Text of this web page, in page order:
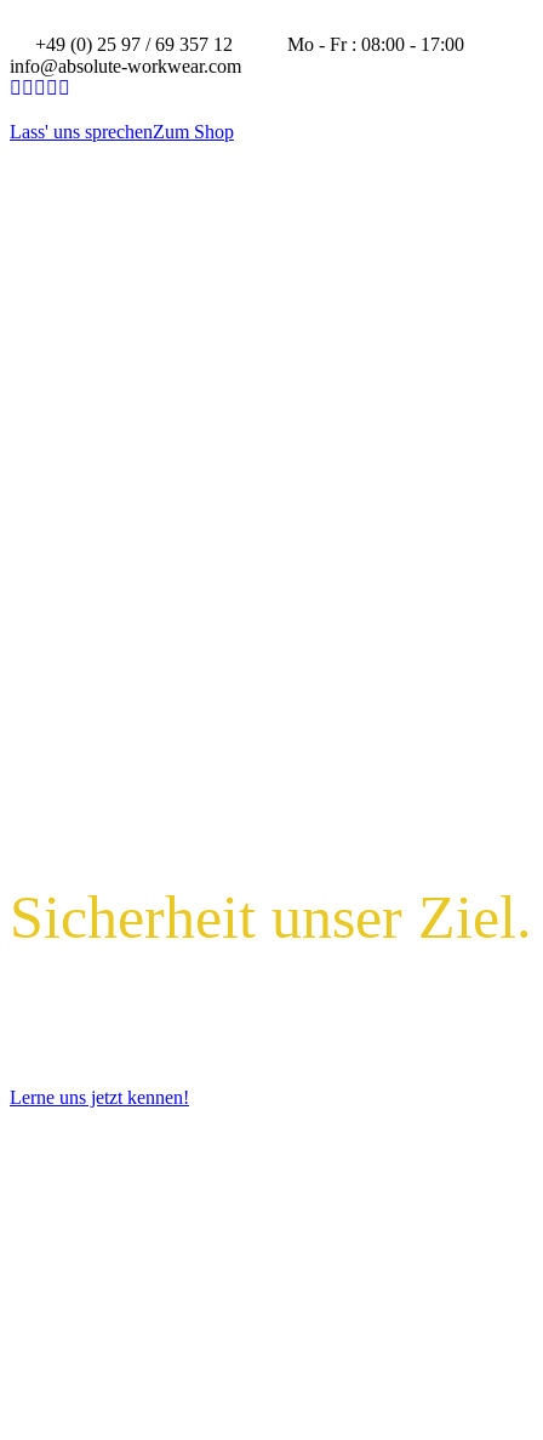
+49 (0) 25 97 / 69 357 12
Mo - Fr : 08:00 - 17:00
info@absolute-workwear.com
Lass' uns sprechenZum Shop
Sicherheit unser Ziel.
Lerne uns jetzt kennen!